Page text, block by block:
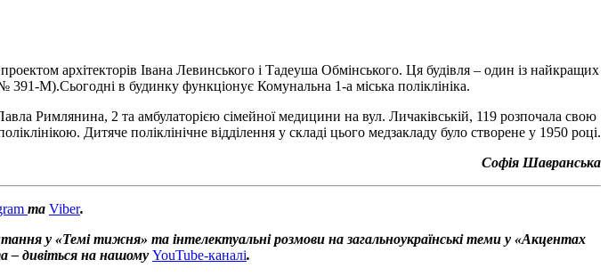
архітекторів Івана Левинського і Тадеуша Обмінського. Ця будівля – один із найкращих
№ 391-М).Сьогодні в будинку функціонує Комунальна 1-а міська поліклініка.
Римлянина, 2 та амбулаторією сімейної медицини на вул. Личаківській, 119 розпочала свою
Дитяче поліклінічне відділення у складі цього медзакладу було створене у 1950 році.
Софія Шавранська
та Viber.
у «Темі тижня» та інтелектуальні розмови на загальноукраїнські теми у «Акцентах
– дивіться на нашому YouTube-каналі.